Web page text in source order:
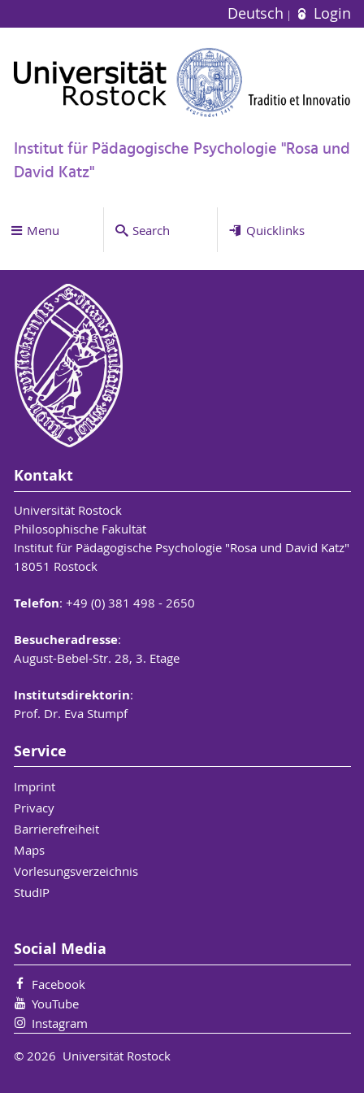
Deutsch Login
Institut für Pädagogische Psychologie "Rosa und
David Katz"
Menu Search Quicklinks
Kontakt
Universität Rostock
Philosophische Fakultät
Institut für Pädagogische Psychologie "Rosa und David Katz"
18051 Rostock
Telefon: +49 (0) 381 498 - 2650
Besucheradresse:
August-Bebel-Str. 28, 3. Etage
Institutsdirektorin:
Prof. Dr. Eva Stumpf
Service
Imprint
Privacy
Barrierefreiheit
Maps
Vorlesungsverzeichnis
StudIP
Social Media
Facebook
YouTube
Instagram
© 2026 Universität Rostock